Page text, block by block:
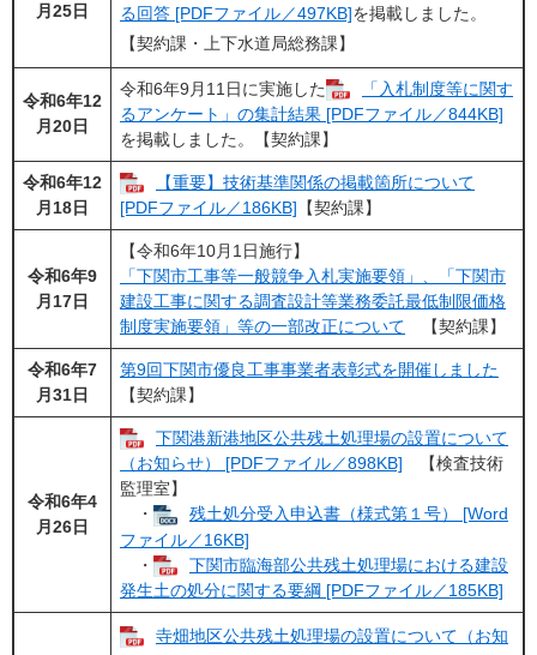
月25日
る回答 [PDFファイル／497KB]を掲載しました。
【契約課・上下水道局総務課】
令和6年12
月20日
令和6年9月11日に実施した
「入札制度等に関す
るアンケート」の集計結果 [PDFファイル／844KB]
を掲載しました。【契約課】
令和6年12
月18日
【重要】技術基準関係の掲載箇所について
[PDFファイル／186KB] 【契約課】
令和6年9
月17日
【令和6年10月1日施行】
「下関市工事等一般競争入札実施要領」、「下関市
建設工事に関する調査設計等業務委託最低制限価格
制度実施要領」等の一部改正について 【契約課】
令和6年7
月31日
第9回下関市優良工事事業者表彰式を開催しました
【契約課】
令和6年4
月26日
下関港新港地区公共残土処理場の設置について
（お知らせ） [PDFファイル／898KB] 【検査技術
監理室】
・
残土処分受入申込書（様式第１号） [Word
ファイル／16KB]
・
下関市臨海部公共残土処理場における建設
発生土の処分に関する要綱 [PDFファイル／185KB]
寺畑地区公共残土処理場の設置について（お知